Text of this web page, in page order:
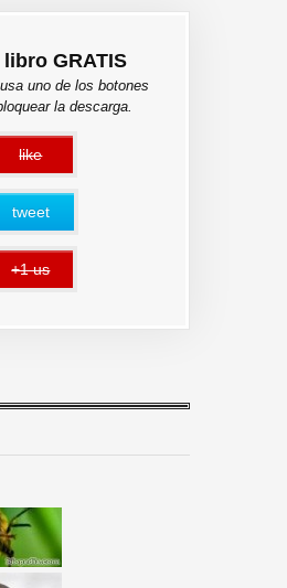
GRATIS
uno de los botones
la descarga.
like
error
tweet
+1 us
error